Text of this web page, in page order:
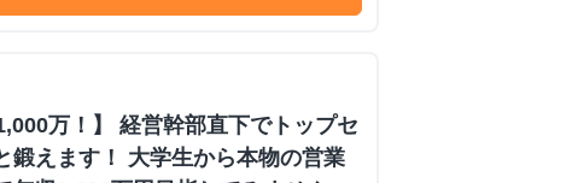
万！】 経営幹部直下でトップセ
鍛えます！ 大学生から本物の営業